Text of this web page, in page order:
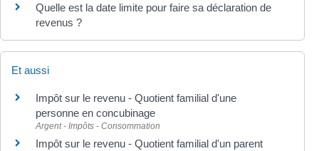
Quelle est la date limite pour faire sa déclaration de
revenus ?
Et aussi
Impôt sur le revenu - Quotient familial d'une
personne en concubinage
Argent - Impôts - Consommation
Impôt sur le revenu - Quotient familial d'un parent